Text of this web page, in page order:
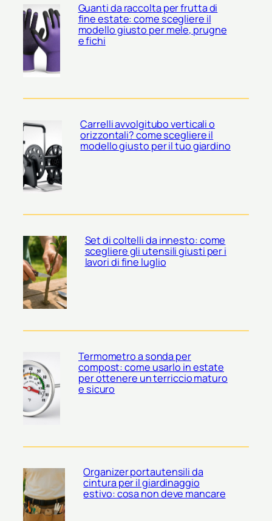
Guanti da raccolta per frutta di
fine estate: come scegliere il
modello giusto per mele, prugne
e fichi
Carrelli avvolgitubo verticali o
orizzontali? come scegliere il
modello giusto per il tuo giardino
Set di coltelli da innesto: come
scegliere gli utensili giusti per i
lavori di fine luglio
Termometro a sonda per
compost: come usarlo in estate
per ottenere un terriccio maturo
e sicuro
Organizer portautensili da
cintura per il giardinaggio
estivo: cosa non deve mancare